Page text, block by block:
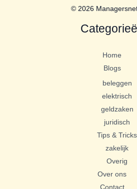
© 2026
Home
Blogs
beleggen
elektrisch
geldzaken
juridisch
Tips & Tricks
zakelijk
Overig
Over ons
Contact